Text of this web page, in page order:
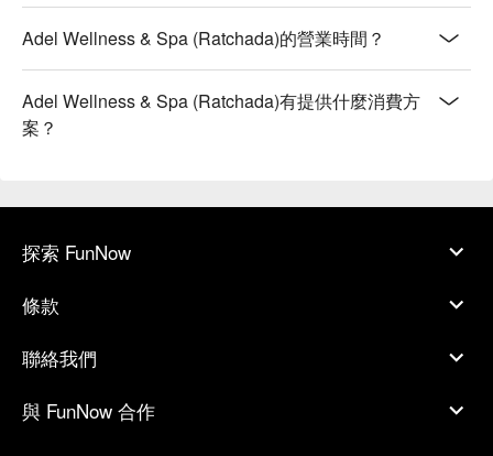
Adel Wellness & Spa (Ratchada)的營業時間？
Adel Wellness & Spa (Ratchada)有提供什麼消費方
案？
探索 FunNow
條款
聯絡我們
與 FunNow 合作